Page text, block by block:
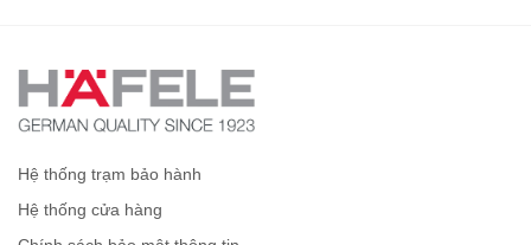
Hệ thống trạm bảo hành
Hệ thống cửa hàng